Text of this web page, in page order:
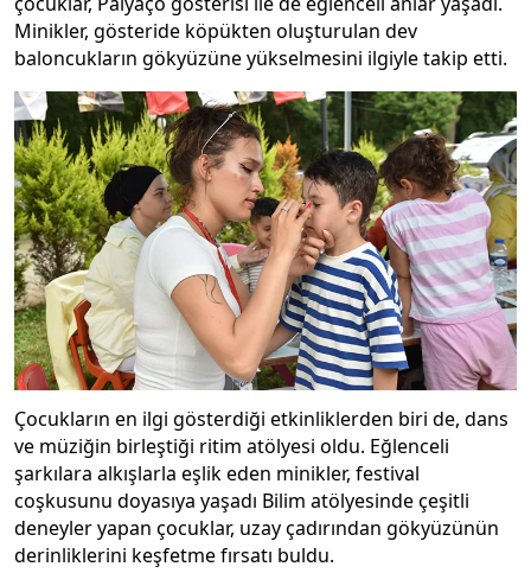
Minikler, gösteride köpükten oluşturulan dev
baloncukların gökyüzüne yükselmesini ilgiyle takip etti.
Çocukların en ilgi gösterdiği etkinliklerden biri de, dans
ve müziğin birleştiği ritim atölyesi oldu. Eğlenceli
şarkılara alkışlarla eşlik eden minikler, festival
coşkusunu doyasıya yaşadı Bilim atölyesinde çeşitli
deneyler yapan çocuklar, uzay çadırından gökyüzünün
derinliklerini keşfetme fırsatı buldu.